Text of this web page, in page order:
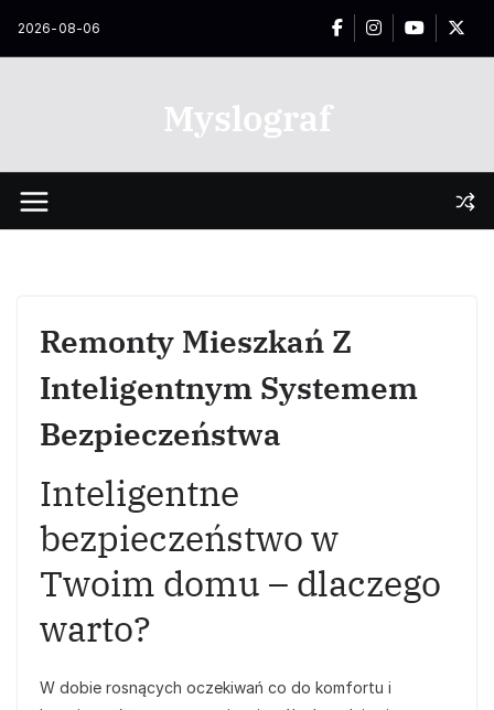
2026-08-06
Myslograf
Remonty Mieszkań Z
Inteligentnym Systemem
Bezpieczeństwa
Inteligentne
bezpieczeństwo w
Twoim domu – dlaczego
warto?
W dobie rosnących oczekiwań co do komfortu i